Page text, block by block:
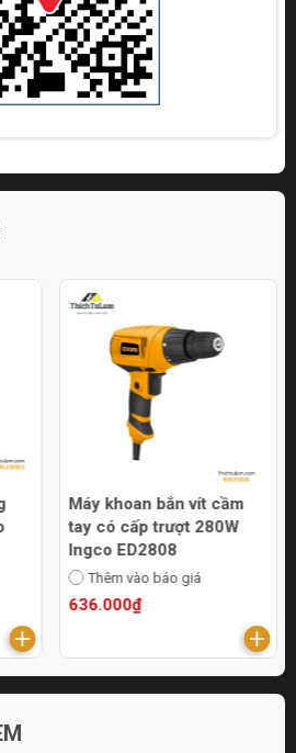
Máy khoan bắn vít cầm
tay có cấp trượt 280W
Ingco ED2808
Thêm vào báo giá
636.000₫